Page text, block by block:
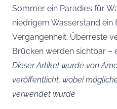
Sommer ein Paradies für
niedrigem Wasserstand ein
Vergangenheit: Überreste
Brücken werden sichtbar –
Dieser Artikel wurde von
veröffentlicht, wobei
verwendet wurde